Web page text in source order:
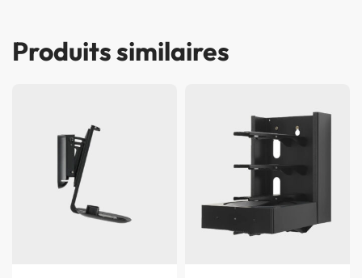
Produits similaires